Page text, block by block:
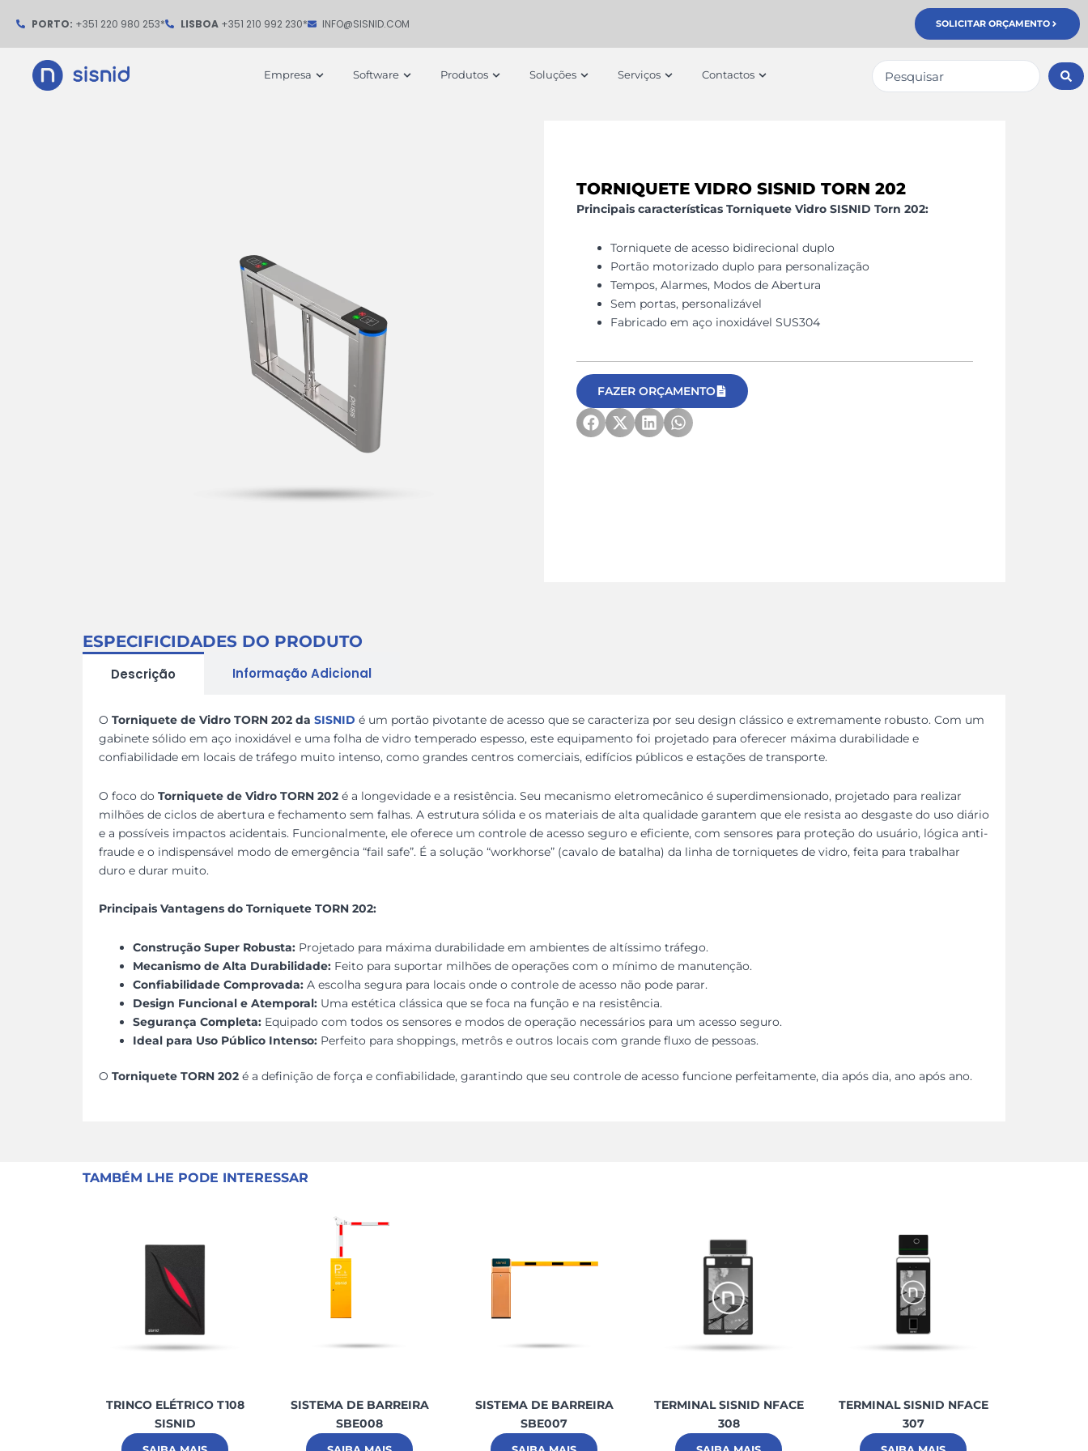
para
conteúdo
PORTO: +351 220 980 253* LISBOA+351 210 992 230* INFO@SISNID.COM SOLICITAR ORÇAMENTO
Empresa Open Empresa
Software Open Software
Produtos Open Produtos
Soluções Open Soluções
Serviços Open Serviços
Contactos Open ContactosPesquisar
...
TORNIQUETE VIDRO SISNID TORN 202
Principais características Torniquete Vidro SISNID Torn 202:
Torniquete de acesso bidirecional duplo
Portão motorizado duplo para personalização
Tempos, Alarmes, Modos de Abertura
Sem portas, personalizável
Fabricado em aço inoxidável SUS304
FAZER ORÇAMENTO
ESPECIFICIDADES DO PRODUTO
Descrição Informação Adicional
O Torniquete de Vidro TORN 202 da SISNID é um portão pivotante de acesso que se caracteriza por seu design clássico e extremamente robusto. Com um
gabinete sólido em aço inoxidável e uma folha de vidro temperado espesso, este equipamento foi projetado para oferecer máxima durabilidade e
confiabilidade em locais de tráfego muito intenso, como grandes centros comerciais, edifícios públicos e estações de transporte.
O foco do Torniquete de Vidro TORN 202 é a longevidade e a resistência. Seu mecanismo eletromecânico é superdimensionado, projetado para realizar
milhões de ciclos de abertura e fechamento sem falhas. A estrutura sólida e os materiais de alta qualidade garantem que ele resista ao desgaste do uso diário
e a possíveis impactos acidentais. Funcionalmente, ele oferece um controle de acesso seguro e eficiente, com sensores para proteção do usuário, lógica anti-
fraude e o indispensável modo de emergência “fail safe”. É a solução “workhorse” (cavalo de batalha) da linha de torniquetes de vidro, feita para trabalhar
duro e durar muito.
Principais Vantagens do Torniquete TORN 202:
Construção Super Robusta: Projetado para máxima durabilidade em ambientes de altíssimo tráfego.
Mecanismo de Alta Durabilidade: Feito para suportar milhões de operações com o mínimo de manutenção.
Confiabilidade Comprovada: A escolha segura para locais onde o controle de acesso não pode parar.
Design Funcional e Atemporal: Uma estética clássica que se foca na função e na resistência.
Segurança Completa: Equipado com todos os sensores e modos de operação necessários para um acesso seguro.
Ideal para Uso Público Intenso: Perfeito para shoppings, metrôs e outros locais com grande fluxo de pessoas.
O Torniquete TORN 202 é a definição de força e confiabilidade, garantindo que seu controle de acesso funcione perfeitamente, dia após dia, ano após ano.
TAMBÉM LHE PODE INTERESSAR
TRINCO ELÉTRICO T108
SISNID
SISTEMA DE BARREIRA
SBE008
SISTEMA DE BARREIRA
SBE007
TERMINAL SISNID NFACE
308
TERMINAL SISNID NFACE
307